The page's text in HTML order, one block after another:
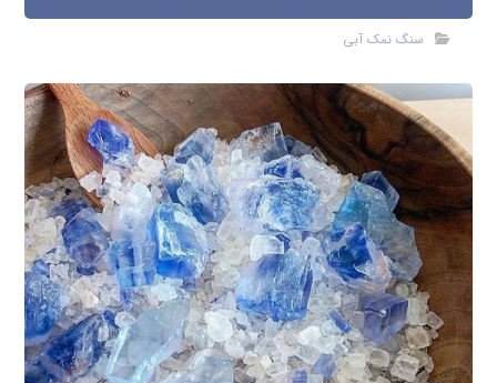
سنگ نمک آبی